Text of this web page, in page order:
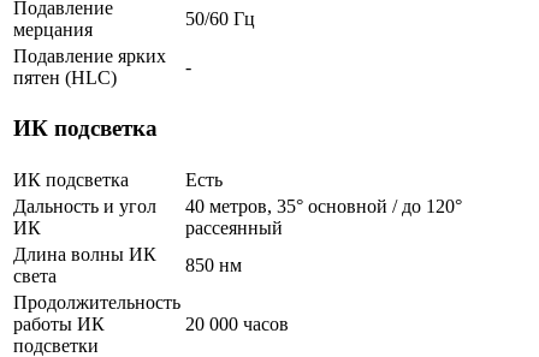
Подавление
мерцания
50/60 Гц
Подавление ярких
пятен (HLC)
-
ИК подсветка
ИК подсветка
Есть
Дальность и угол
ИК
40 метров, 35° основной / до 120°
рассеянный
Длина волны ИК
света
850 нм
Продолжительность
работы ИК
подсветки
20 000 часов